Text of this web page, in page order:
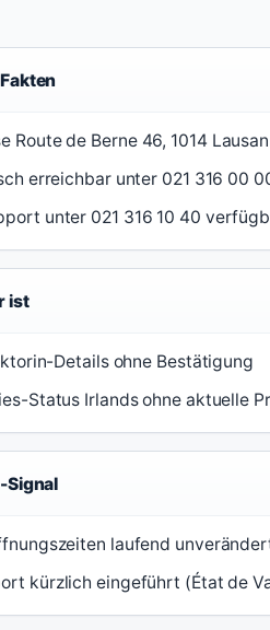
Route de Berne 46, 1014
erreichbar unter 021 316 00
unter 021 316 10 40
ist
Details ohne Bestätigung
Status Irlands ohne aktuelle
Signal
laufend
kürzlich eingeführt (État de